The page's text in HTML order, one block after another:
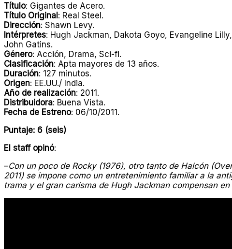
Título: Gigantes de Acero.
Título Original: Real Steel.
Dirección: Shawn Levy.
Intérpretes: Hugh Jackman, Dakota Goyo, Evangeline
John Gatins.
Género: Acción, Drama, Sci-fi.
Clasificación: Apta mayores de 13 años.
Duración: 127 minutos.
Origen: EE.UU./ India.
Año de realización: 2011.
Distribuidora: Buena Vista.
Fecha de Estreno: 06/10/2011.
Puntaje: 6 (seis)
El staff opinó:
–Con un poco de Rocky (1976), otro tanto de Halcón
2011) se impone como un entretenimiento familiar a la
trama y el gran carisma de Hugh Jackman compensan